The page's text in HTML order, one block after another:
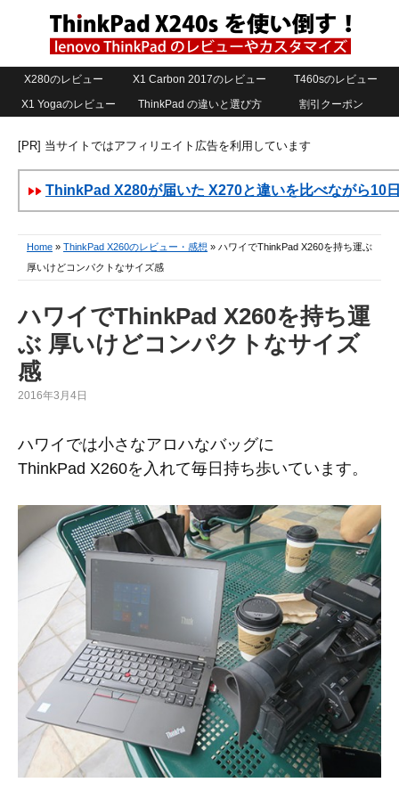
X280のレビュー X1 Carbon 2017のレビュー
T460sのレビュー
X1 Yogaのレビュー
ThinkPad の違いと選び方 割引クーポン
[PR] 当サイトではアフィリエイト広告を利用しています
ThinkPad X280が届いた X270と違いを比べながら10
Home » ThinkPad X260のレビュー・感想 » ハワイでThinkPad X260を持ち運ぶ
厚いけどコンパクトなサイズ感
ハワイでThinkPad X260を持ち運
ぶ 厚いけどコンパクトなサイズ
感
2016年3月4日
ハワイでは小さなアロハなバッグに
ThinkPad X260を入れて毎日持ち歩いています。